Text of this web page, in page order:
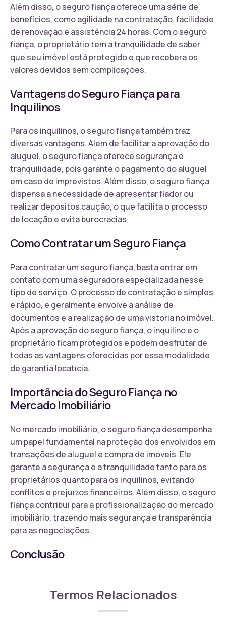
Além disso, o seguro fiança oferece uma série de
benefícios, como agilidade na contratação, facilidade
de renovação e assistência 24 horas. Com o seguro
fiança, o proprietário tem a tranquilidade de saber
que seu imóvel está protegido e que receberá os
valores devidos sem complicações.
Vantagens do Seguro Fiança para
Inquilinos
Para os inquilinos, o seguro fiança também traz
diversas vantagens. Além de facilitar a aprovação do
aluguel, o seguro fiança oferece segurança e
tranquilidade, pois garante o pagamento do aluguel
em caso de imprevistos. Além disso, o seguro fiança
dispensa a necessidade de apresentar fiador ou
realizar depósitos caução, o que facilita o processo
de locação e evita burocracias.
Como Contratar um Seguro Fiança
Para contratar um seguro fiança, basta entrar em
contato com uma seguradora especializada nesse
tipo de serviço. O processo de contratação é simples
e rápido, e geralmente envolve a análise de
documentos e a realização de uma vistoria no imóvel.
Após a aprovação do seguro fiança, o inquilino e o
proprietário ficam protegidos e podem desfrutar de
todas as vantagens oferecidas por essa modalidade
de garantia locatícia.
Importância do Seguro Fiança no
Mercado Imobiliário
No mercado imobiliário, o seguro fiança desempenha
um papel fundamental na proteção dos envolvidos em
transações de aluguel e compra de imóveis. Ele
garante a segurança e a tranquilidade tanto para os
proprietários quanto para os inquilinos, evitando
conflitos e prejuízos financeiros. Além disso, o seguro
fiança contribui para a profissionalização do mercado
imobiliário, trazendo mais segurança e transparência
para as negociações.
Conclusão
Termos Relacionados